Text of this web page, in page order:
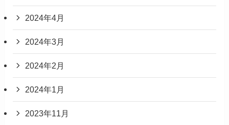
2024年4月
2024年3月
2024年2月
2024年1月
2023年11月